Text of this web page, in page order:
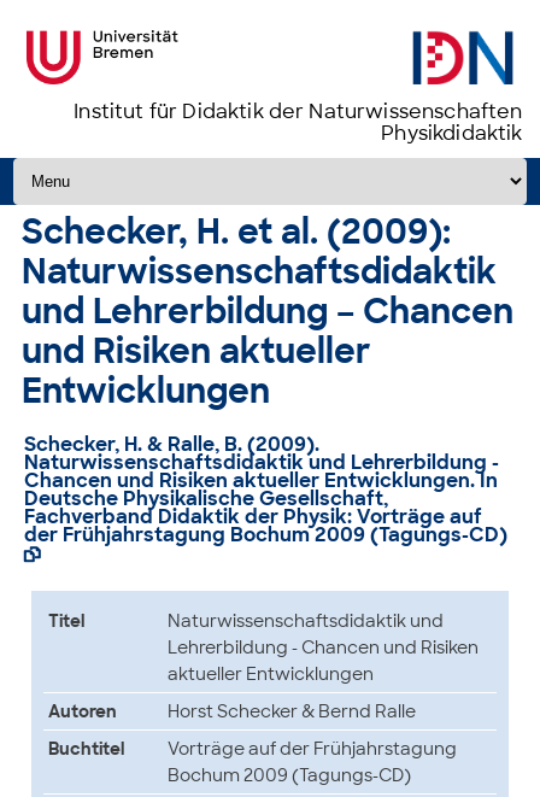
Institut für Didaktik der Naturwissenschaften
Physikdidaktik
Zum Inhalt springen
Schecker, H. et al. (2009):
Naturwissenschaftsdidaktik
und Lehrerbildung – Chancen
und Risiken aktueller
Entwicklungen
Schecker, H. & Ralle, B. (2009).
Naturwissenschaftsdidaktik und Lehrerbildung -
Chancen und Risiken aktueller Entwicklungen. In
Deutsche Physikalische Gesellschaft,
Fachverband Didaktik der Physik: Vorträge auf
der Frühjahrstagung Bochum 2009 (Tagungs-CD)

Titel
Naturwissenschaftsdidaktik und
Lehrerbildung - Chancen und Risiken
aktueller Entwicklungen
Autoren
Horst Schecker & Bernd Ralle
Buchtitel
Vorträge auf der Frühjahrstagung
Bochum 2009 (Tagungs-CD)